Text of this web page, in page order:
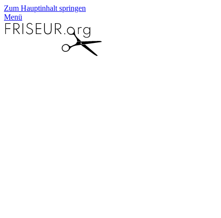
Zum Hauptinhalt springen
Menü